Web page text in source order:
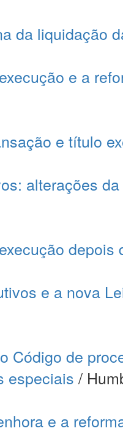
da liquidação
e a
e título
alterações
depois
e a nova
Código de
especiais /
e a